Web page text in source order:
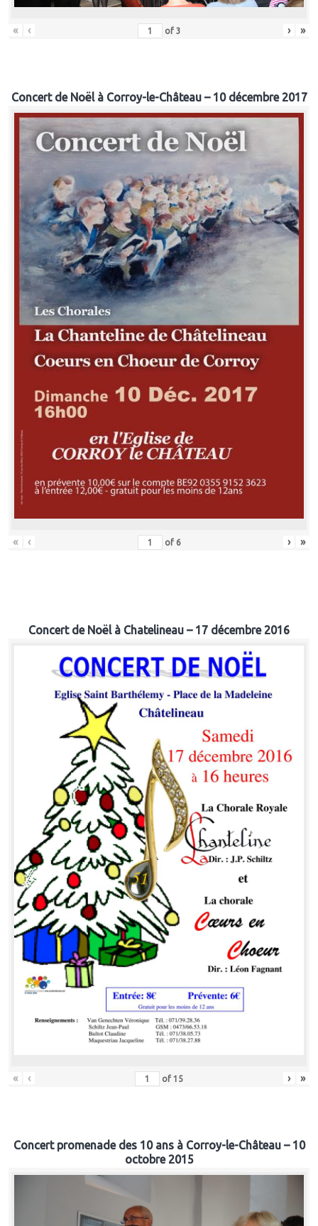
« ‹ of 3 › »
Concert de Noël à Corroy-le-Château – 10 décembre 2017
« ‹ of 6 › »
Concert de Noël à Chatelineau – 17 décembre 2016
« ‹ of 15 › »
Concert promenade des 10 ans à Corroy-le-Château – 10
octobre 2015